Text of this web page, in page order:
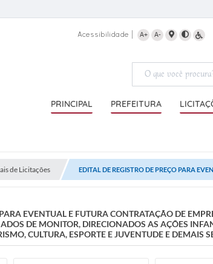
Acessibilidade A+ A-
PRINCIPAL PREFEITURA
de Licitações EDITAL DE REGISTRO DE PREÇO PARA
EVENTUAL E FUTURA CONTRATAÇÃO DE
DE MONITOR, DIRECIONADOS AS AÇÕES
CULTURA, ESPORTE E JUVENTUDE E DEMAIS